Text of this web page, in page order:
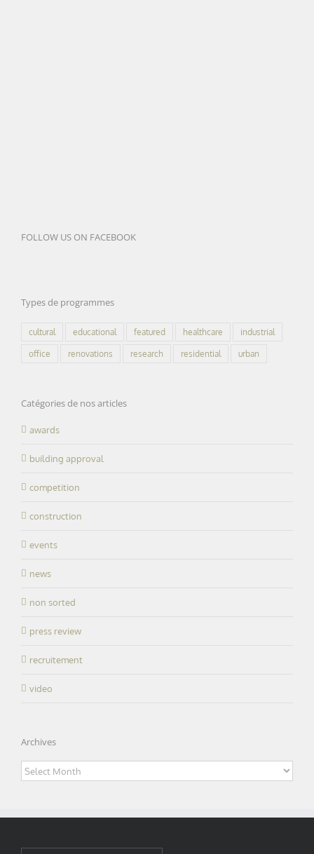
FOLLOW US ON FACEBOOK
Types de programmes
cultural educational featured healthcare industrial
office renovations research residential urban
Catégories de nos articles
awards
building approval
competition
construction
events
news
non sorted
press review
recruitement
video
Archives
Archives